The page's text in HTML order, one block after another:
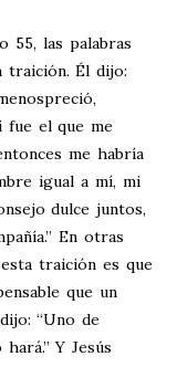
55, las palabras
traición. Él dijo:
fue el que me
me habría
igual a mí, mi
dulce juntos,
En otras
traición es que
que un
“Uno de
Y Jesús